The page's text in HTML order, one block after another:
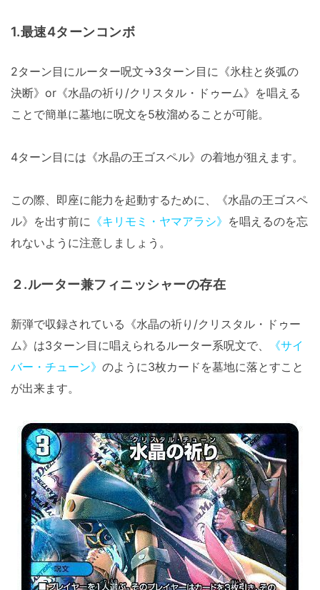
1.最速4ターンコンボ
2ターン目にルーター呪文→3ターン目に《氷柱と炎弧の
決断》or《水晶の祈り/クリスタル・ドゥーム》を唱える
ことで簡単に墓地に呪文を5枚溜めることが可能。
4ターン目には《水晶の王ゴスペル》の着地が狙えます。
この際、即座に能力を起動するために、《水晶の王ゴスペ
ル》を出す前に 《キリモミ・ヤマアラシ》 を唱えるのを忘
れないように注意しましょう。
２.ルーター兼フィニッシャーの存在
新弾で収録されている《水晶の祈り/クリスタル・ドゥー
ム》は3ターン目に唱えられるルーター系呪文で、
《サイ
バー・チューン》 のように3枚カードを墓地に落とすこと
が出来ます。